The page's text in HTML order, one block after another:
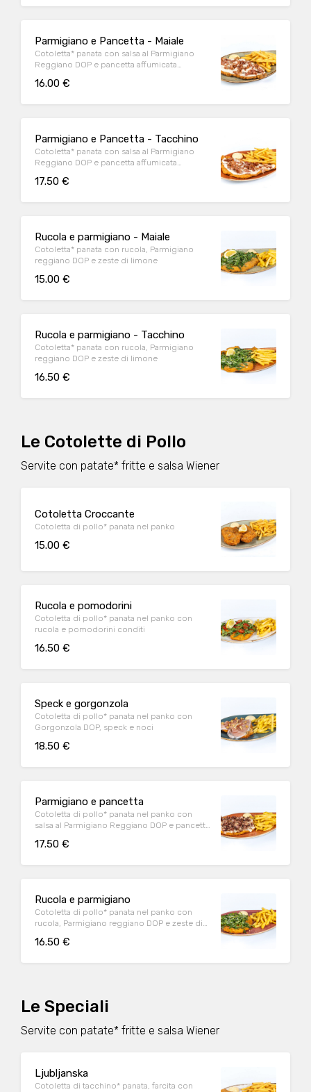
Parmigiano e Pancetta - Maiale
Cotoletta* panata con salsa al Parmigiano
Reggiano DOP e pancetta affumicata
16.00 €
Parmigiano e Pancetta - Tacchino
Cotoletta* panata con salsa al Parmigiano
Reggiano DOP e pancetta affumicata
17.50 €
Rucola e parmigiano - Maiale
Cotoletta* panata con rucola, Parmigiano
reggiano DOP e zeste di limone
15.00 €
Rucola e parmigiano - Tacchino
Cotoletta* panata con rucola, Parmigiano
reggiano DOP e zeste di limone
16.50 €
Le Cotolette di Pollo
Servite con patate* fritte e salsa Wiener
Cotoletta Croccante
Cotoletta di pollo* panata nel panko
15.00 €
Rucola e pomodorini
Cotoletta di pollo* panata nel panko con
rucola e pomodorini conditi
16.50 €
Speck e gorgonzola
Cotoletta di pollo* panata nel panko con
Gorgonzola DOP, speck e noci
18.50 €
Parmigiano e pancetta
Cotoletta di pollo* panata nel panko con
salsa al Parmigiano Reggiano DOP e pancetta
17.50 €
Rucola e parmigiano
Cotoletta di pollo* panata nel panko con
rucola, Parmigiano reggiano DOP e zeste di
16.50 €
Le Speciali
Servite con patate* fritte e salsa Wiener
Ljubljanska
Cotoletta di tacchino* panata, farcita con